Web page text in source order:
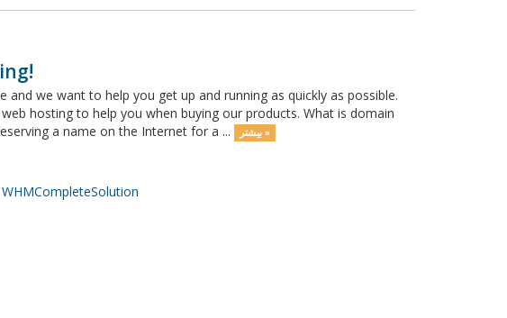
we want to help you get up and running as quickly as possible.
hosting to help you when buying our products. What is domain
a name on the Internet for a ...
بیشتر »
WHMCompleteSolution